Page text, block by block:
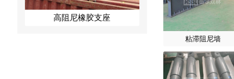
高阻尼橡胶支座
粘滞阻尼墙